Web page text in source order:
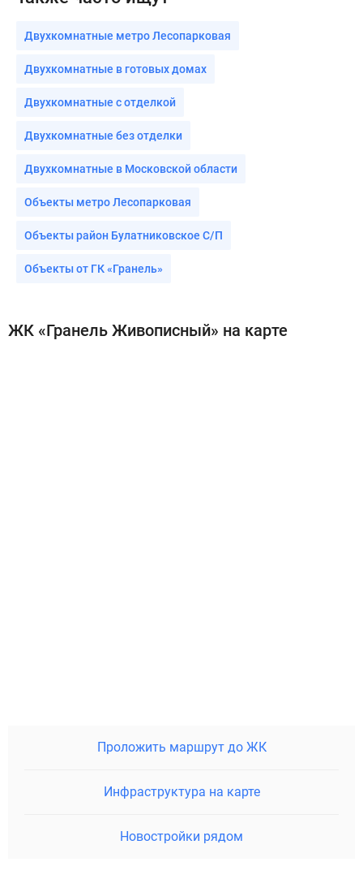
Двухкомнатные метро Лесопарковая
Двухкомнатные в готовых домах
Двухкомнатные с отделкой
Двухкомнатные без отделки
Двухкомнатные в Московской области
Объекты метро Лесопарковая
Объекты район Булатниковское С/П
Объекты от ГК «Гранель»
ЖК «Гранель Живописный» на карте
Проложить маршрут до ЖК
Инфраструктура на карте
Новостройки рядом